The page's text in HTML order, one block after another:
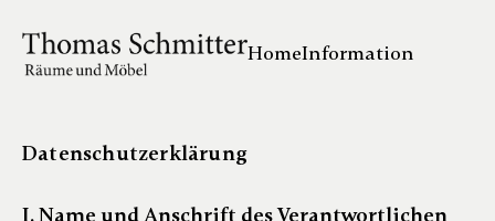
HomeInformation
Datenschutzerklärung
I. Name und Anschrift des Verantwortlichen